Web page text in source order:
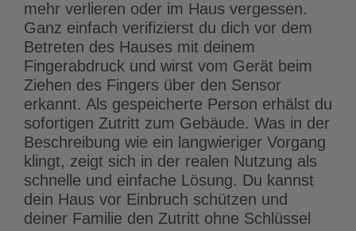
mehr verlieren oder im Haus vergessen.
Ganz einfach verifizierst du dich vor dem
Betreten des Hauses mit deinem
Fingerabdruck und wirst vom Gerät beim
Ziehen des Fingers über den Sensor
erkannt. Als gespeicherte Person erhälst du
sofortigen Zutritt zum Gebäude. Was in der
Beschreibung wie ein langwieriger Vorgang
klingt, zeigt sich in der realen Nutzung als
schnelle und einfache Lösung. Du kannst
dein Haus vor Einbruch schützen und
deiner Familie den Zutritt ohne Schlüssel